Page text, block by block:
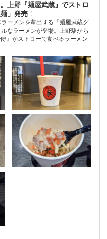
上野『麺屋武蔵』でストロ
」発売！
ーメンを輩出する『麺屋武蔵グ
なラーメンが登場。上野駅から
』がストローで食べるラーメン